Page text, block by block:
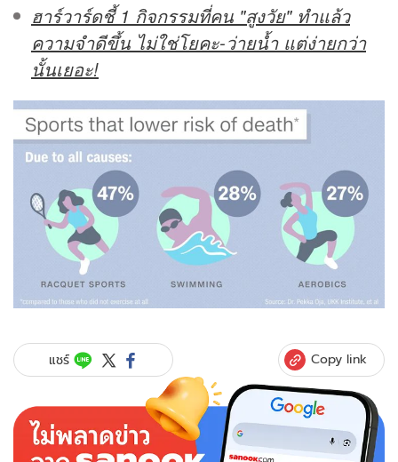
ฮาร์วาร์ดชี้ 1 กิจกรรมที่คน "สูงวัย" ทำแล้ว
ความจำดีขึ้น ไม่ใช่โยคะ-ว่ายน้ำ แต่ง่ายกว่า
นั้นเยอะ!
แชร์ Copy link